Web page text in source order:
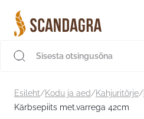
sisu
juurde
Esileht/Kodu ja aed/Kahjuritõrje/
Kärbsepiits met.varrega 42cm